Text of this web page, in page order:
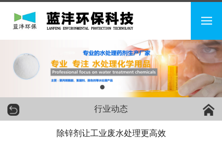
行业动态
除锌剂让工业废水处理更高效